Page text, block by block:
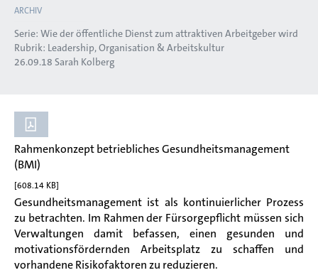
ARCHIV
Serie: Wie der öffentliche Dienst zum attraktiven Arbeitgeber wird
Rubrik: Leadership, Organisation & Arbeitskultur
26.09.18 Sarah Kolberg
Rahmenkonzept betriebliches Gesundheitsmanagement
(BMI)
[608.14 KB]
Gesundheitsmanagement ist als kontinuierlicher Prozess
zu betrachten. Im Rahmen der Fürsorgepflicht müssen sich
Verwaltungen damit befassen, einen gesunden und
motivationsfördernden Arbeitsplatz zu schaffen und
vorhandene Risikofaktoren zu reduzieren.